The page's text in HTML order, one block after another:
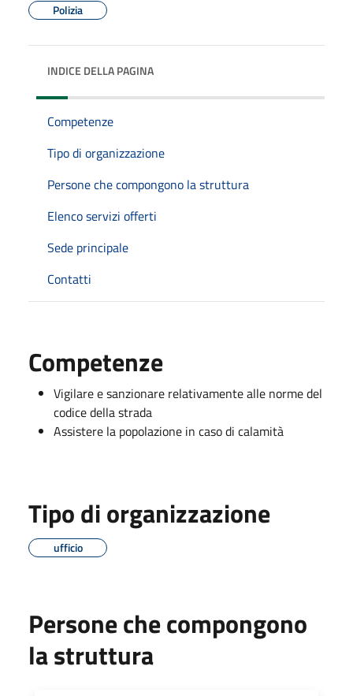
Polizia
INDICE DELLA PAGINA
Competenze
Tipo di organizzazione
Persone che compongono la struttura
Elenco servizi offerti
Sede principale
Contatti
Competenze
Vigilare e sanzionare relativamente alle norme del
codice della strada
Assistere la popolazione in caso di calamità
Tipo di organizzazione
ufficio
Persone che compongono
la struttura